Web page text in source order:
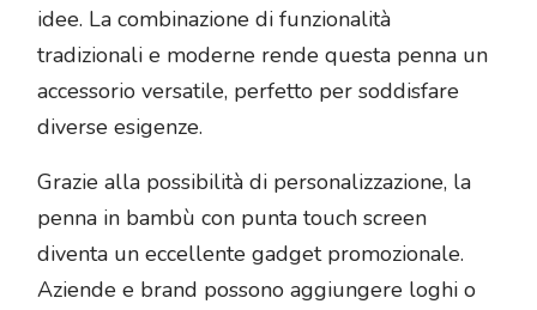
idee. La combinazione di funzionalità
tradizionali e moderne rende questa penna un
accessorio versatile, perfetto per soddisfare
diverse esigenze.
Grazie alla possibilità di personalizzazione, la
penna in bambù con punta touch screen
diventa un eccellente gadget promozionale.
Aziende e brand possono aggiungere loghi o